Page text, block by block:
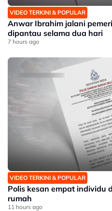
VIDEO TERKINI & POPULAR
Anwar Ibrahim jalani
dipantau selama dua hari
7 hours ago
VIDEO TERKINI & POPULAR
Polis kesan empat individu
rumah
11 hours ago